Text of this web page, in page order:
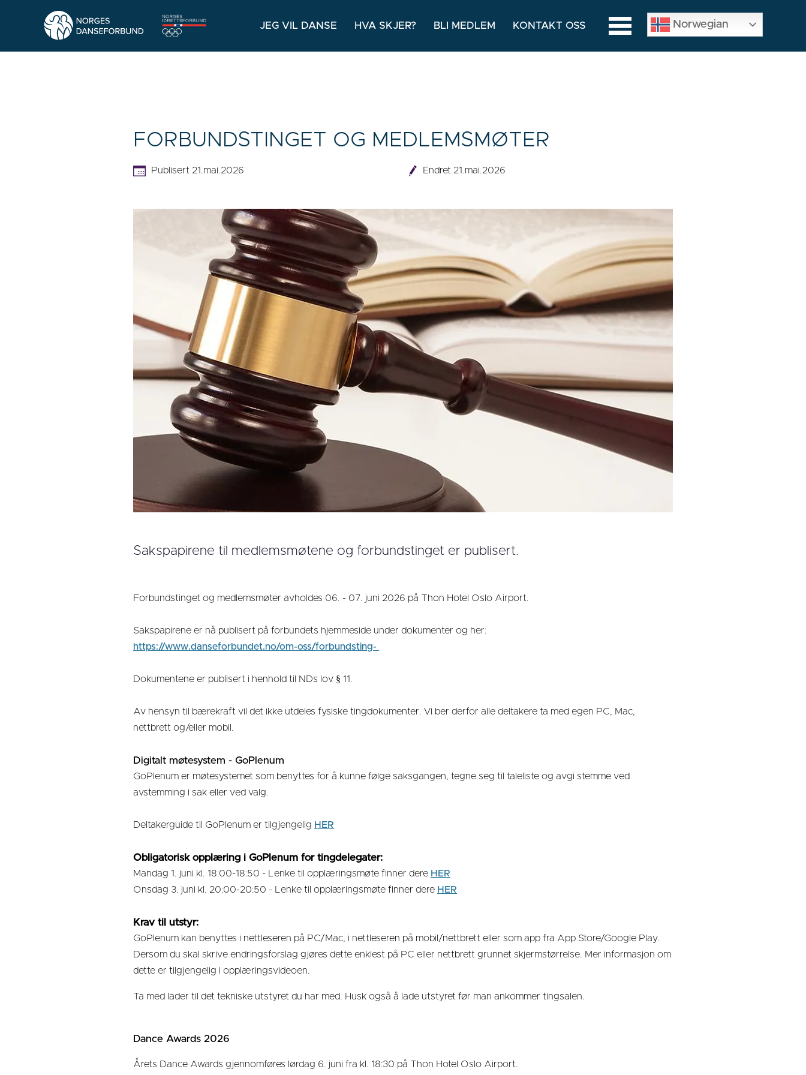
JEG VIL DANSE HVA SKJER? BLI MEDLEM KONTAKT OSS Norwegian
FORBUNDSTINGET OG MEDLEMSMØTER
Publisert 21.mai.2026 Endret 21.mai.2026
Sakspapirene til medlemsmøtene og forbundstinget er publisert.
Forbundstinget og medlemsmøter avholdes 06. - 07. juni 2026 på Thon Hotel Oslo Airport.
Sakspapirene er nå publisert på forbundets hjemmeside under dokumenter og her:
https://www.danseforbundet.no/om-oss/forbundsting-
Dokumentene er publisert i henhold til NDs lov § 11.
Av hensyn til bærekraft vil det ikke utdeles fysiske tingdokumenter. Vi ber derfor alle deltakere ta med egen PC, Mac,
nettbrett og/eller mobil.
Digitalt møtesystem - GoPlenum
GoPlenum er møtesystemet som benyttes for å kunne følge saksgangen, tegne seg til taleliste og avgi stemme ved
avstemming i sak eller ved valg.
Deltakerguide til GoPlenum er tilgjengelig HER
Obligatorisk opplæring i GoPlenum for tingdelegater:
Mandag 1. juni kl. 18:00-18:50 - Lenke til opplæringsmøte finner dere HER
Onsdag 3. juni kl. 20:00-20:50 - Lenke til opplæringsmøte finner dere HER
Krav til utstyr:
GoPlenum kan benyttes i nettleseren på PC/Mac, i nettleseren på mobil/nettbrett eller som app fra App Store/Google Play.
Dersom du skal skrive endringsforslag gjøres dette enklest på PC eller nettbrett grunnet skjermstørrelse. Mer informasjon om
dette er tilgjengelig i opplæringsvideoen.
Ta med lader til det tekniske utstyret du har med. Husk også å lade utstyret før man ankommer tingsalen.
Dance Awards 2026
Årets Dance Awards gjennomføres lørdag 6. juni fra kl. 18:30 på Thon Hotel Oslo Airport.